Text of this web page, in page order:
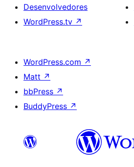
Desenvolvedores
WordPress.tv ↗
WordPress.com ↗
Matt ↗
bbPress ↗
BuddyPress ↗